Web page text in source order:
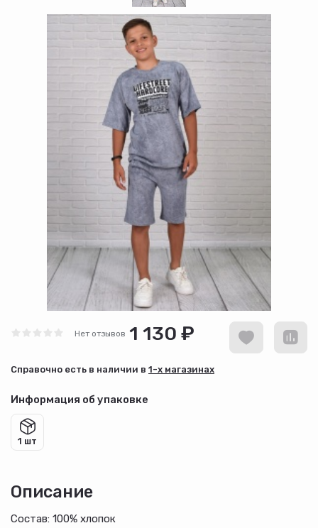
Нет отзывов 1 130 ₽
Cправочно есть в наличии в 1-х магазинах
Информация об упаковке
1 шт
Описание
Состав: 100% хлопок